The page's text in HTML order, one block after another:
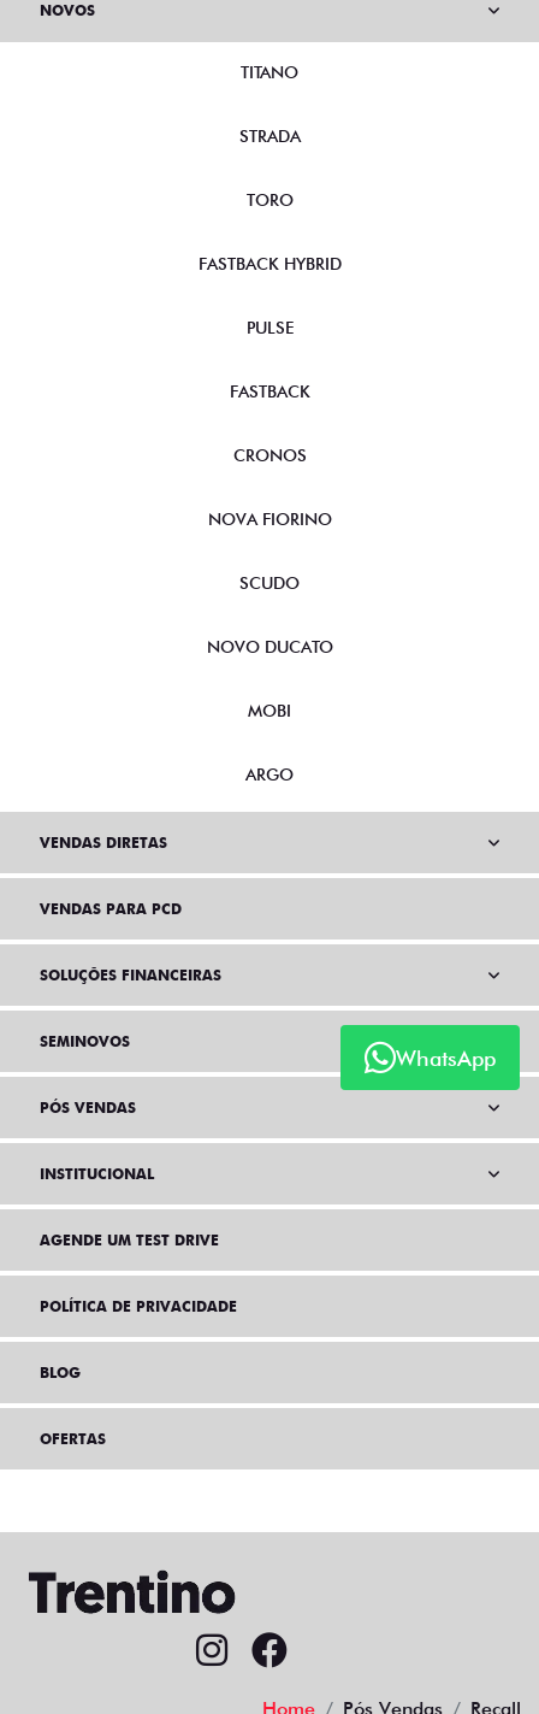
WhatsApp
NOVOS
TITANO
STRADA
TORO
FASTBACK HYBRID
PULSE
FASTBACK
CRONOS
NOVA FIORINO
SCUDO
NOVO DUCATO
MOBI
ARGO
VENDAS DIRETAS
VENDAS PARA PCD
SOLUÇÕES FINANCEIRAS
SEMINOVOS
PÓS VENDAS
INSTITUCIONAL
AGENDE UM TEST DRIVE
POLÍTICA DE PRIVACIDADE
BLOG
OFERTAS
Home Pós Vendas Recall